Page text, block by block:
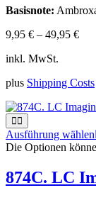
Basisnote:
9,95 € – 49,95 €
inkl. MwSt.
plus Shipping Costs
Ausführung wählen
Die Optionen
874C. LC